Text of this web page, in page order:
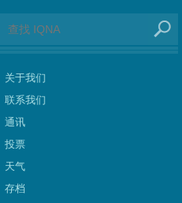
关于我们
联系我们
通讯
投票
天气
存档